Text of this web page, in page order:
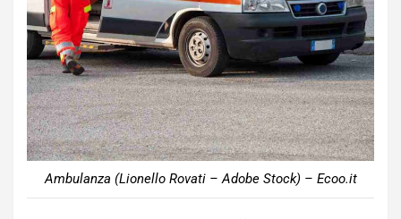
Ambulanza (Lionello Rovati – Adobe Stock) – Ecoo.it